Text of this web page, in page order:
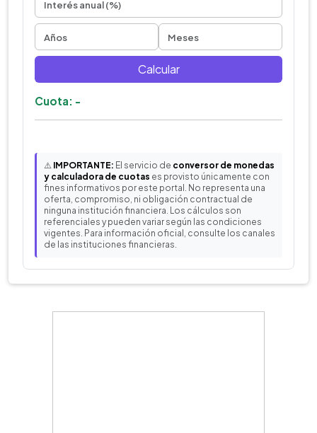
Calcular
Cuota: -
⚠️ IMPORTANTE: El servicio de conversor de monedas
y calculadora de cuotas es provisto únicamente con
fines informativos por este portal. No representa una
oferta, compromiso, ni obligación contractual de
ninguna institución financiera. Los cálculos son
referenciales y pueden variar según las condiciones
vigentes. Para información oficial, consulte los canales
de las instituciones financieras.